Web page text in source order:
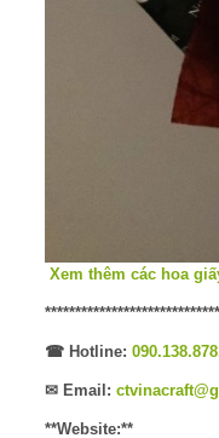
Xem thêm các hoa
☎Hotline:
✉Email:
**Website:**